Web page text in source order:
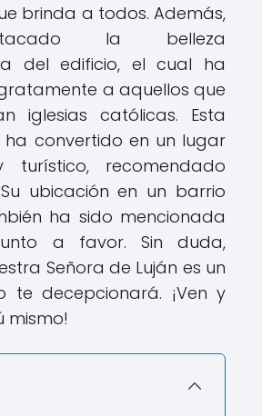
brinda a todos. Además,
la belleza
del edificio, el cual ha
a aquellos que
iglesias católicas. Esta
convertido en un lugar
turístico, recomendado
ubicación en un barrio
ha sido mencionada
a favor. Sin duda,
Señora de Luján es un
te decepcionará. ¡Ven y
mismo!